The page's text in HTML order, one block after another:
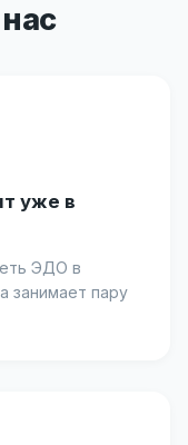
уже в
ЭДО в
занимает пару